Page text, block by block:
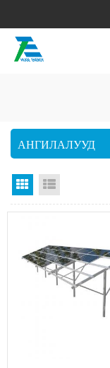
АНГИЛАЛУУД
Тор харах